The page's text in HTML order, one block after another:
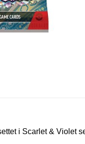
i Scarlet & Violet